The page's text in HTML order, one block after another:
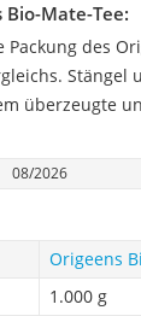
Mate-Tee:
Packung des
Stängel
überzeugte
08/2026
Origeens
1.000 g